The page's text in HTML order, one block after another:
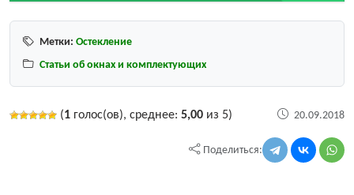
Метки: Остекление
Статьи об окнах и комплектующих
(1 голос(ов), среднее: 5,00 из 5) 20.09.2018
Поделиться: